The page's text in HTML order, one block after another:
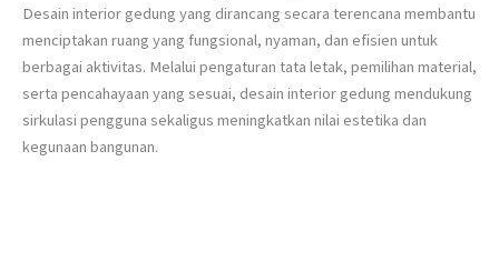
Desain interior gedung yang dirancang secara terencana membantu
menciptakan ruang yang fungsional, nyaman, dan efisien untuk
berbagai aktivitas. Melalui pengaturan tata letak, pemilihan material,
serta pencahayaan yang sesuai, desain interior gedung mendukung
sirkulasi pengguna sekaligus meningkatkan nilai estetika dan
kegunaan bangunan.